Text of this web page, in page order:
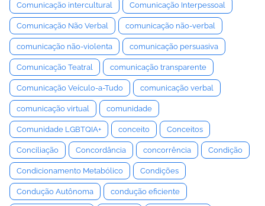
Comunicação intercultural Comunicação Interpessoal
Comunicação Não Verbal comunicação não-verbal
comunicação não-violenta comunicação persuasiva
Comunicação Teatral comunicação transparente
Comunicação Veículo-a-Tudo comunicação verbal
comunicação virtual comunidade
Comunidade LGBTQIA+ conceito Conceitos
Conciliação Concordância concorrência Condição
Condicionamento Metabólico Condições
Condução Autônoma condução eficiente